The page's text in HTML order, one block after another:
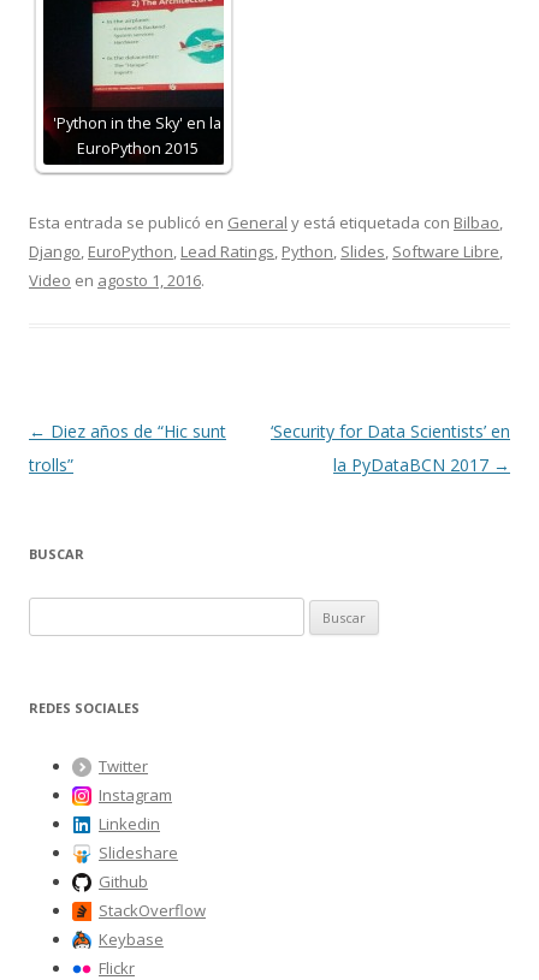
'Python in the Sky' en la
EuroPython 2015
Esta entrada se publicó en General y está etiquetada con Bilbao,
Django, EuroPython, Lead Ratings, Python, Slides, Software Libre,
Video en agosto 1, 2016.
Navegación
de
← Diez años de “Hic sunt
trolls”
‘Security for Data Scientists’ en
la PyDataBCN 2017 →
BUSCAR
u
c
REDES SOCIALES
Twitter
Instagram
Linkedin
Slideshare
Github
StackOverflow
Keybase
Flickr